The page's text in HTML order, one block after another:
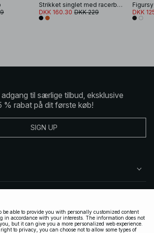
Strikket singlet med racerback
DKK 160.30 DKK 229
DKK
til særlige tilbud, eksklusive
% rabat på dit første køb!
SIGN UP